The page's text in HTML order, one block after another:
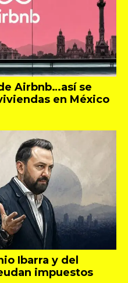
Airbnb…así se
en México
Ibarra y del
impuestos